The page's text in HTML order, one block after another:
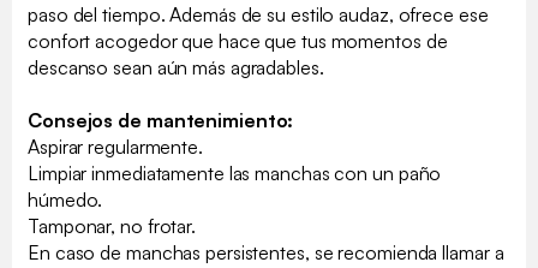
paso del tiempo. Además de su estilo audaz, ofrece ese
confort acogedor que hace que tus momentos de
descanso sean aún más agradables.
Consejos de mantenimiento:
Aspirar regularmente.
Limpiar inmediatamente las manchas con un paño
húmedo.
Tamponar, no frotar.
En caso de manchas persistentes, se recomienda llamar a